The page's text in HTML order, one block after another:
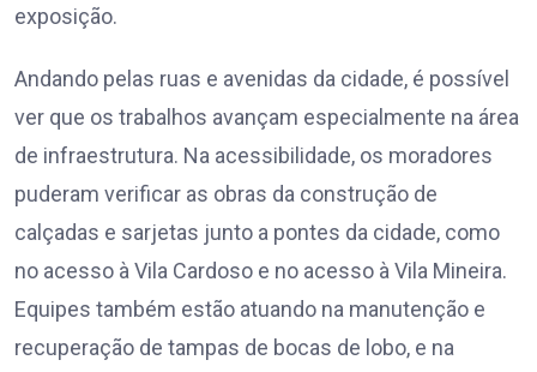
exposição.
Andando pelas ruas e avenidas da cidade, é possível
ver que os trabalhos avançam especialmente na área
de infraestrutura. Na acessibilidade, os moradores
puderam verificar as obras da construção de
calçadas e sarjetas junto a pontes da cidade, como
no acesso à Vila Cardoso e no acesso à Vila Mineira.
Equipes também estão atuando na manutenção e
recuperação de tampas de bocas de lobo, e na